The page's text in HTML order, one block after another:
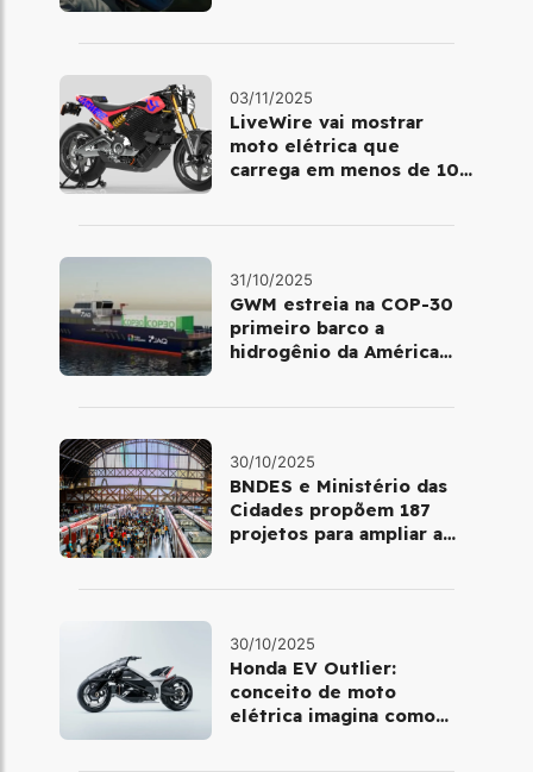
03/11/2025
LiveWire vai mostrar
moto elétrica que
carrega em menos de 10
31/10/2025
GWM estreia na COP-30
primeiro barco a
hidrogênio da América
30/10/2025
BNDES e Ministério das
Cidades propõem 187
projetos para ampliar a
30/10/2025
Honda EV Outlier:
conceito de moto
elétrica imagina como